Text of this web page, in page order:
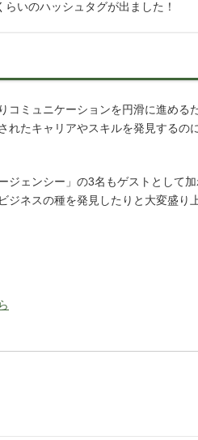
いのハッシュタグが出ました！
コミュニケーションを円滑に進める
れたキャリアやスキルを発見するの
ジェンシー」の3名もゲストとして
ネスの種を発見したりと大変盛り